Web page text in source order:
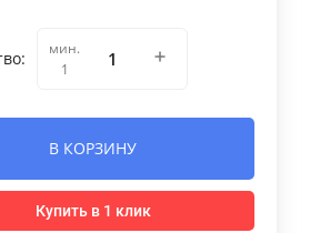
мин.
1
В КОРЗИНУ
Купить в 1 клик